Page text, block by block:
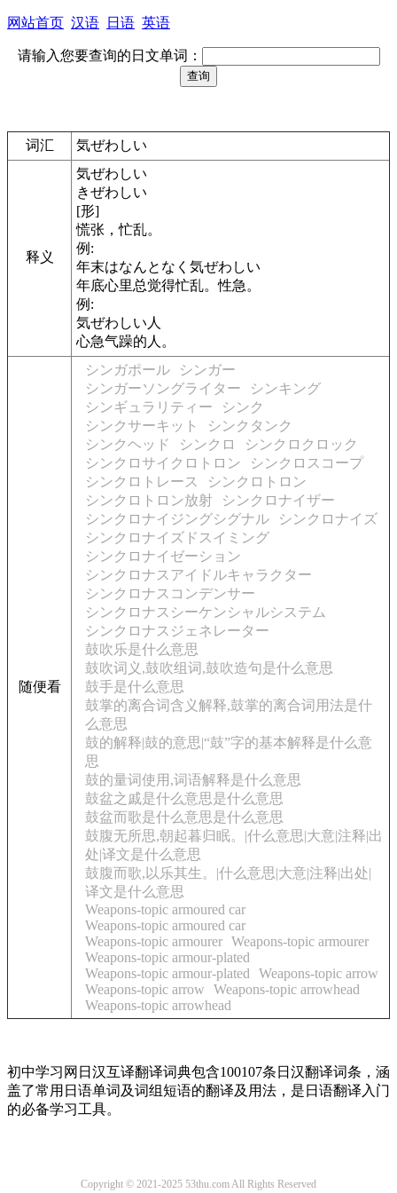
网站首页 汉语 日语 英语
请输入您要查询的日文单词：
词汇 気ぜわしい
释义
気ぜわしい
きぜわしい
[形]
慌张，忙乱。
例:
年末はなんとなく気ぜわしい
年底心里总觉得忙乱。性急。
例:
気ぜわしい人
心急气躁的人。
随便看
シンガポール
シンガー
シンガーソングライター
シンキング
シンギュラリティー
シンク
シンクサーキット
シンクタンク
シンクヘッド
シンクロ
シンクロクロック
シンクロサイクロトロン
シンクロスコープ
シンクロトレース
シンクロトロン
シンクロトロン放射
シンクロナイザー
シンクロナイジングシグナル
シンクロナイズ
シンクロナイズドスイミング
シンクロナイゼーション
シンクロナスアイドルキャラクター
シンクロナスコンデンサー
シンクロナスシーケンシャルシステム
シンクロナスジェネレーター
鼓吹乐是什么意思
鼓吹词义,鼓吹组词,鼓吹造句是什么意思
鼓手是什么意思
鼓掌的离合词含义解释,鼓掌的离合词用法是什
么意思
鼓的解释|鼓的意思|“鼓”字的基本解释是什么意
思
鼓的量词使用,词语解释是什么意思
鼓盆之戚是什么意思是什么意思
鼓盆而歌是什么意思是什么意思
鼓腹无所思,朝起暮归眠。|什么意思|大意|注释|出
处|译文是什么意思
鼓腹而歌,以乐其生。|什么意思|大意|注释|出处|
译文是什么意思
Weapons-topic armoured car
Weapons-topic armoured car
Weapons-topic armourer Weapons-topic armourer
Weapons-topic armour-plated
Weapons-topic armour-plated
Weapons-topic arrow
Weapons-topic arrow
Weapons-topic arrowhead
Weapons-topic arrowhead
初中学习网日汉互译翻译词典包含100107条日汉翻译词条，涵
盖了常用日语单词及词组短语的翻译及用法，是日语翻译入门
的必备学习工具。
Copyright © 2021-2025 53thu.com All Rights Reserved